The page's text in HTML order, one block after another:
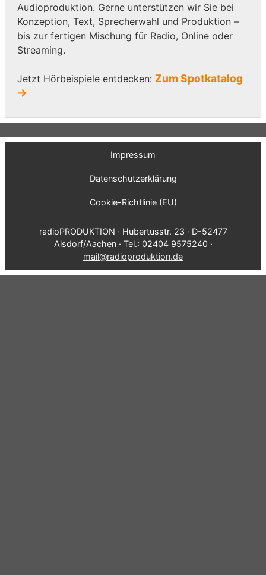
Audioproduktion. Gerne unterstützen wir Sie bei
Konzeption, Text, Sprecherwahl und Produktion –
bis zur fertigen Mischung für Radio, Online oder
Streaming.
Jetzt Hörbeispiele entdecken: Zum Spotkatalog
→
Impressum
Datenschutzerklärung
Cookie-Richtlinie (EU)
radioPRODUKTION · Hubertusstr. 23 · D-52477
Alsdorf/Aachen · Tel.: 02404 9575240 ·
mail@radioproduktion.de